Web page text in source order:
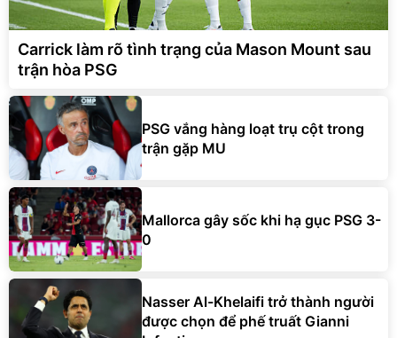
Carrick làm rõ tình trạng của Mason Mount sau
trận hòa PSG
PSG vắng hàng loạt trụ cột trong
trận gặp MU
Mallorca gây sốc khi hạ gục PSG 3-
0
Nasser Al-Khelaifi trở thành người
được chọn để phế truất Gianni